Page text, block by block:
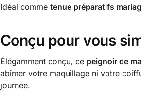
Idéal comme tenue préparatifs
Conçu pour vous
Élégamment conçu, ce peignoir de
abîmer votre maquillage ni votre
journée.